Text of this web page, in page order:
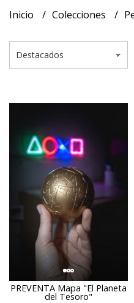
Inicio Colecciones
PREVENTA Mapa "El Planeta
del Tesoro"